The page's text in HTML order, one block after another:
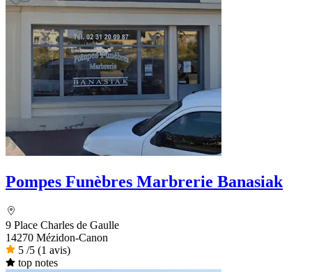
Pompes Funèbres Marbrerie Banasiak
9 Place Charles de Gaulle
14270 Mézidon-Canon
5 /5 (1 avis)
top notes